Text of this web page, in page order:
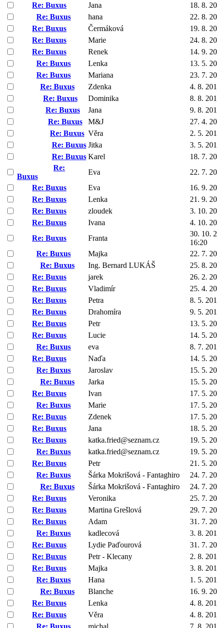
Re: Buxus
Jana
18. 8.
Re: Buxus
hana
22. 8.
Re: Buxus
Čermáková
19. 8.
Re: Buxus
Marie
24. 8.
Re: Buxus
Renek
14. 9.
Re: Buxus
Lenka
13. 5.
Re: Buxus
Mariana
23. 7.
Re: Buxus
Zdenka
4. 8.
Re: Buxus
Dominika
8. 8.
Re: Buxus
Jana
9. 8.
Re: Buxus
M&J
27. 4.
Re: Buxus Věra
2. 5.
Re: Buxus Jitka
3. 5.
Re: Buxus Karel
18. 7.
Re:
Buxus
Eva
22. 7.
Re: Buxus
Eva
16. 9.
Re: Buxus
Lenka
21. 9.
Re: Buxus
zloudek
3. 10.
Re: Buxus
Ivana
4. 10.
Re: Buxus
Franta
30. 10.
16:20
Re: Buxus
Majka
22. 7.
Re: Buxus
Ing. Bernard LUKÁŠ
25. 8.
Re: Buxus
jarek
26. 2.
Re: Buxus
Vladimír
25. 4.
Re: Buxus
Petra
8. 5.
Re: Buxus
Drahomíra
9. 5.
Re: Buxus
Petr
13. 5.
Re: Buxus
Lucie
14. 5.
Re: Buxus
eva
8. 7.
Re: Buxus
Naďa
14. 5.
Re: Buxus
Jaroslav
15. 5.
Re: Buxus
Jarka
15. 5.
Re: Buxus
Ivan
17. 5.
Re: Buxus
Marie
17. 5.
Re: Buxus
Zdenek
17. 5.
Re: Buxus
Jana
18. 5.
Re: Buxus
katka.fried@seznam.cz
19. 5.
Re: Buxus
katka.fried@seznam.cz
19. 5.
Re: Buxus
Petr
21. 5.
Re: Buxus
Šárka Mokrišová - Fantaghiro
24. 7.
Re: Buxus
Šárka Mokrišová - Fantaghiro
24. 7.
Re: Buxus
Veronika
25. 7.
Re: Buxus
Martina Grešlová
29. 7.
Re: Buxus
Adam
31. 7.
Re: Buxus
kadlecová
3. 8.
Re: Buxus
Lydie Paďourová
31. 7.
Re: Buxus
Petr - Klecany
2. 8.
Re: Buxus
Majka
3. 8.
Re: Buxus
Hana
1. 5.
Re: Buxus
Blanche
16. 9.
Re: Buxus
Lenka
4. 8.
Re: Buxus
Věra
4. 8.
Re: Buxus
michal 7. 8.